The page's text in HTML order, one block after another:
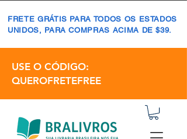
FRETE GRÁTIS PARA TODOS OS ESTADOS
UNIDOS, PARA COMPRAS ACIMA DE $39.
USE O CÓDIGO:
QUEROFRETEFREE